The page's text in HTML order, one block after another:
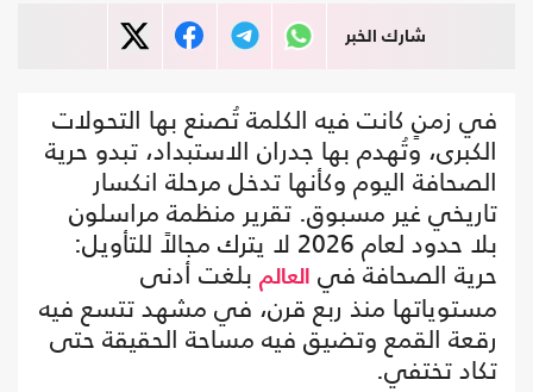
شارك الخبر
في زمنٍ كانت فيه الكلمة تُصنع بها التحولات
الكبرى، وتُهدم بها جدران الاستبداد، تبدو حرية
الصحافة اليوم وكأنها تدخل مرحلة انكسار
تاريخي غير مسبوق. تقرير منظمة مراسلون
بلا حدود لعام 2026 لا يترك مجالاً للتأويل:
حرية الصحافة في العالم بلغت أدنى
مستوياتها منذ ربع قرن، في مشهد تتسع فيه
رقعة القمع وتضيق فيه مساحة الحقيقة حتى
تكاد تختفي.